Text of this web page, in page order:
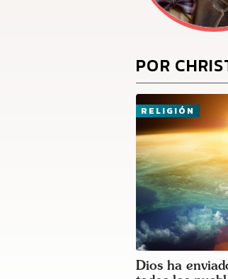
POR
RELIGIÓN
Dios ha